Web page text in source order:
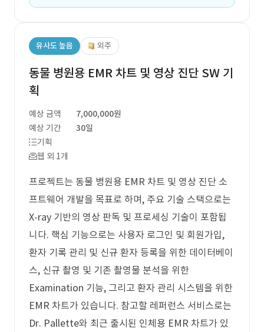
유사도 높음 외주
동물 병원용 EMR 차트 및 영상 진단 SW 기
획
예상 금액
7,000,000원
예상 기간
30일
기획
웹 외 1개
프로젝트는 동물 병원용 EMR 차트 및 영상 진단 소
프트웨어 개발을 목표로 하며, 주요 기술 스택으로는
X-ray 기반의 영상 판독 및 프로세싱 기술이 포함됩
니다. 핵심 기능으로는 사용자 로그인 및 회원가입,
환자 기록 관리 및 신규 환자 등록을 위한 데이터베이
스, 신규 촬영 및 기존 촬영물 분석을 위한
Examination 기능, 그리고 환자 관리 시스템을 위한
EMR 차트가 있습니다. 참고할 레퍼런스 서비스로는
Dr. Pallette와 최근 출시된 인체용 EMR 차트가 있